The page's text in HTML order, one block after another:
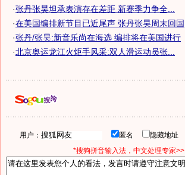
·张丹张昊坦承表演存在差距 新赛季力争全...
·在美国编排新节目已近尾声 张丹张昊周末回国
·张丹/张昊:新音乐尚在海选 编排将在美国进行
·北京奥运龙江火炬手风采:双人滑运动员张...
用户： 匿名 隐藏地址
*搜狗拼音输入法，中文处理专家>>